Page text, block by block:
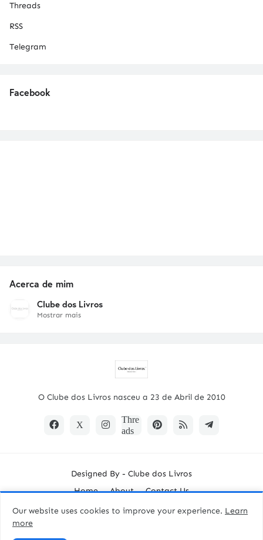
Threads
RSS
Telegram
Facebook
Acerca de mim
Clube dos Livros
Mostrar mais
O Clube dos Livros nasceu a 23 de Abril de 2010
Designed By - Clube dos Livros
Home
About Contact Us
Our website uses cookies to improve your experience. Learn
more